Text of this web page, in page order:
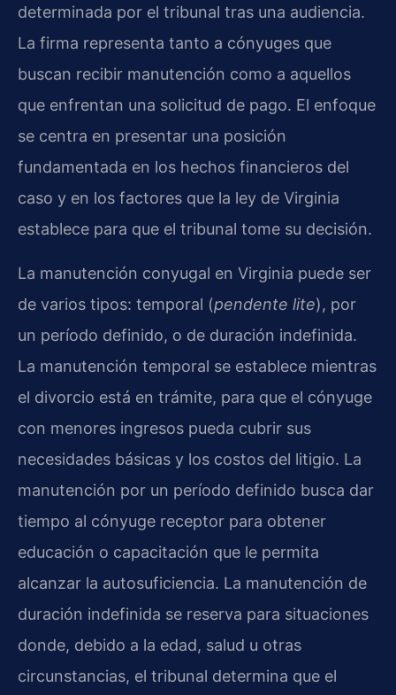
determinada por el tribunal tras una audiencia.
La firma representa tanto a cónyuges que
buscan recibir manutención como a aquellos
que enfrentan una solicitud de pago. El enfoque
se centra en presentar una posición
fundamentada en los hechos financieros del
caso y en los factores que la ley de Virginia
establece para que el tribunal tome su decisión.
La manutención conyugal en Virginia puede ser
de varios tipos: temporal (pendente lite), por
un período definido, o de duración indefinida.
La manutención temporal se establece mientras
el divorcio está en trámite, para que el cónyuge
con menores ingresos pueda cubrir sus
necesidades básicas y los costos del litigio. La
manutención por un período definido busca dar
tiempo al cónyuge receptor para obtener
educación o capacitación que le permita
alcanzar la autosuficiencia. La manutención de
duración indefinida se reserva para situaciones
donde, debido a la edad, salud u otras
circunstancias, el tribunal determina que el